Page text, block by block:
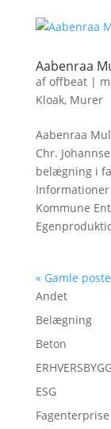
Aabenraa
afoffbeat|
Kloak, Murer
Aabenraa
Chr.
belægning i
Kommune
« Gamle
Andet
Belægning
Beton
ESG
Fagenterprise